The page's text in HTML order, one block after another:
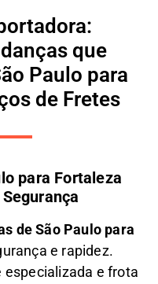
que
Paulo para
de Fretes
para Fortaleza
de São Paulo para
e rapidez.
especializada e frota